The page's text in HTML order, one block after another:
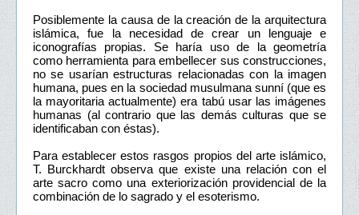
Posiblemente la causa de la creación de la arquitectura
islámica, fue la necesidad de crear un lenguaje e
iconografías propias. Se haría uso de la geometría
como herramienta para embellecer sus construcciones,
no se usarían estructuras relacionadas con la imagen
humana, pues en la sociedad musulmana sunní (que es
la mayoritaria actualmente) era tabú usar las imágenes
humanas (al contrario que las demás culturas que se
identificaban con éstas).
Para establecer estos rasgos propios del arte islámico,
T. Burckhardt observa que existe una relación con el
arte sacro como una exteriorización providencial de la
combinación de lo sagrado y el esoterismo.